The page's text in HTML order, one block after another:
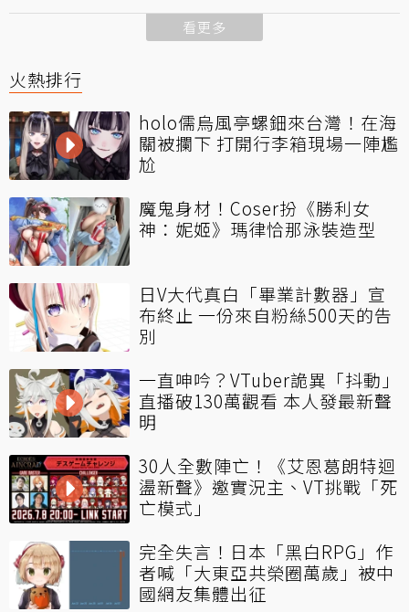
看更多
火熱排行
holo儒烏風亭螺鈿來台灣！在海
關被攔下 打開行李箱現場一陣尷
尬
魔鬼身材！Coser扮《勝利女
神：妮姬》瑪律恰那泳裝造型
日V大代真白「畢業計數器」宣
布終止 一份來自粉絲500天的告
別
一直呻吟？VTuber詭異「抖動」
直播破130萬觀看 本人發最新聲
明
30人全數陣亡！《艾恩葛朗特迴
盪新聲》邀實況主、VT挑戰「死
亡模式」
完全失言！日本「黑白RPG」作
者喊「大東亞共榮圈萬歲」被中
國網友集體出征